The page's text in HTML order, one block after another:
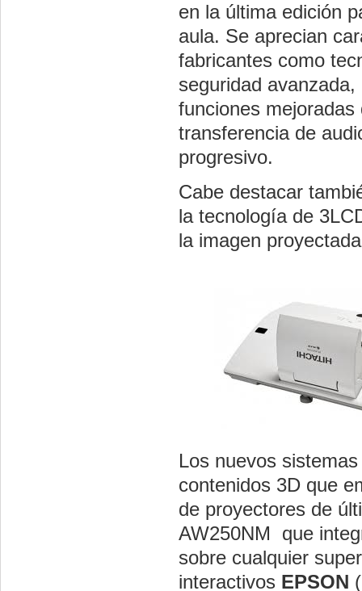
en la última edición
aula. Se aprecian
fabricantes como
seguridad
funciones
transferencia de
progresivo.
Cabe destacar
la tecnología de
la imagen
Los nuevos
contenidos 3D que
de proyectores de
AW250NM que
sobre cualquier
interactivos EPSON